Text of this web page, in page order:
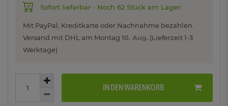
Sofort lieferbar - Noch 62 Stück am Lager:
Mit PayPal, Kreditkarte oder Nachnahme bezahlen.
Versand mit DHL am Montag 10. Aug. (Lieferzeit 1-3
Werktage)
IN DEN WARENKORB